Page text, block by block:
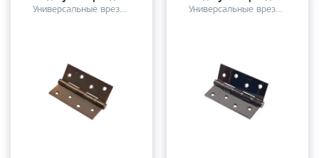
Универсальные врезные петли Универсальные врезные петли